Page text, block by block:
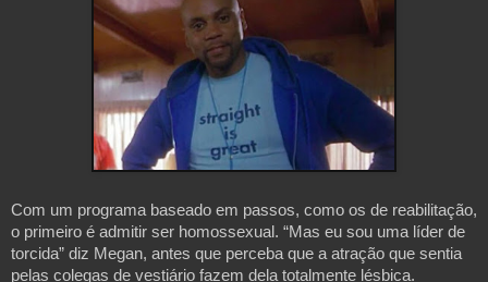
Com um programa baseado em passos, como os de reabilitação,
o primeiro é admitir ser homossexual. “Mas eu sou uma líder de
torcida” diz Megan, antes que perceba que a atração que sentia
pelas colegas de vestiário fazem dela totalmente lésbica.